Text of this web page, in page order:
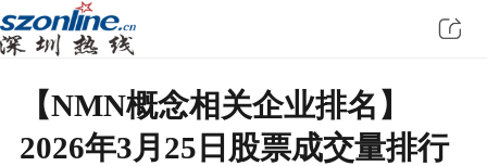
【NMN概念相关企业排名】
2026年3月25日股票成交量排行